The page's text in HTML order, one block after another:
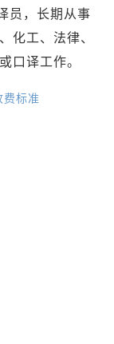
员，长期从事
化工、法律、
口译工作。
费标准